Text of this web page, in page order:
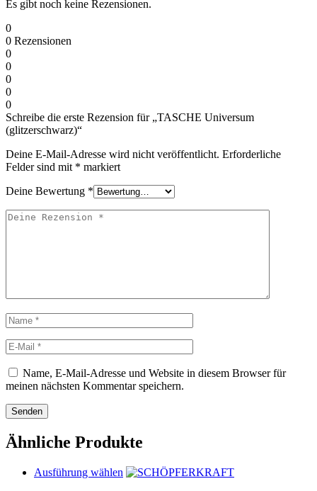
Es gibt noch keine Rezensionen.
0
0 Rezensionen
0
0
0
0
0
Schreibe die erste Rezension für „TASCHE Universum
(glitzerschwarz)“
Deine E-Mail-Adresse wird nicht veröffentlicht. Erforderliche
Felder sind mit * markiert
Deine Bewertung *
Deine
Name
E-
Mail
Name, E-Mail-Adresse und Website in diesem Browser für
meinen nächsten Kommentar speichern.
Ähnliche Produkte
Ausführung wählen Dieses